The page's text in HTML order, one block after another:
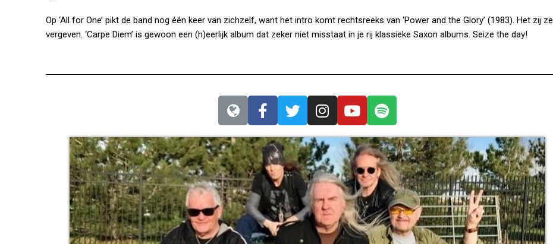
Op ‘All for One’ pikt de band nog één keer van zichzelf, want het intro komt rechtsreeks van ‘Power and the Glory’ (1983). Het zij ze
vergeven. ‘Carpe Diem’ is gewoon een (h)eerlijk album dat zeker niet misstaat in je rij klassieke Saxon albums. Seize the day!